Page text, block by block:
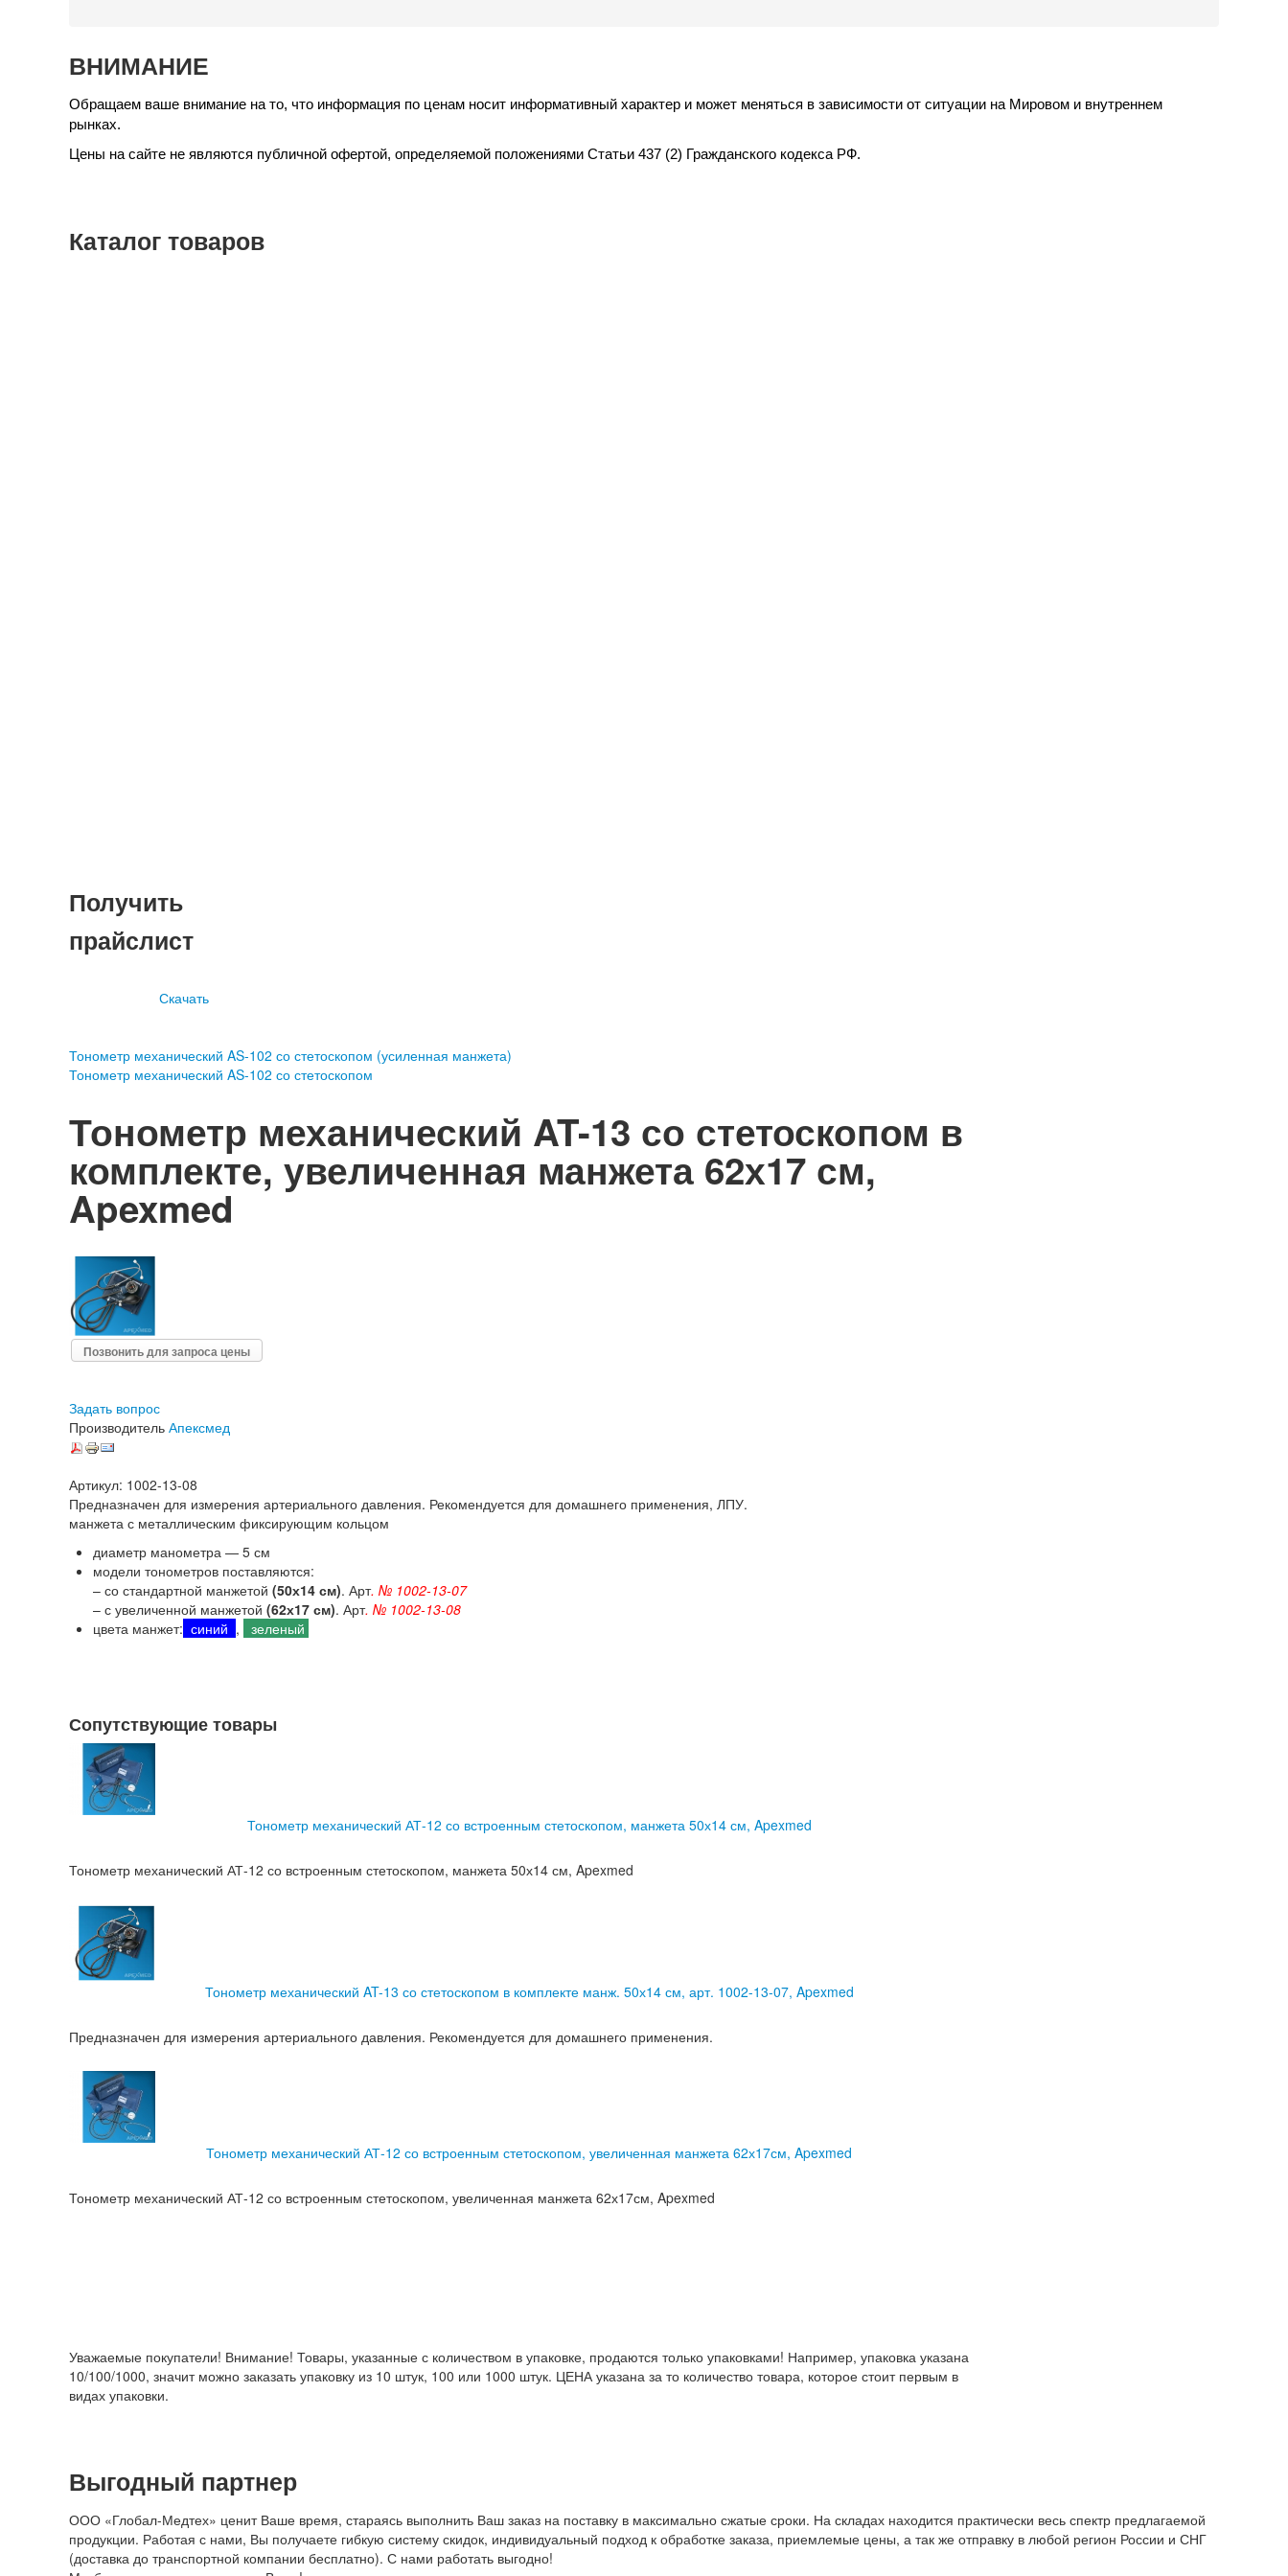
ВНИМАНИЕ
Обращаем ваше внимание на то, что информация по ценам носит информативный характер и может меняться в зависимости от ситуации на Мировом и внутреннем
рынках.
Цены на сайте не являются публичной офертой, определяемой положениями Статьи 437 (2) Гражданского кодекса РФ.
Каталогтоваров
Получить
прайслист
Скачать
Тонометр механический AS-102 со стетоскопом (усиленная манжета)
Тонометр механический AS-102 со стетоскопом
Тонометр механический AT-13 со стетоскопом в
комплекте, увеличенная манжета 62х17 см,
Apexmed
Позвонить для запроса цены
Задать вопрос
Производитель Апексмед
Артикул: 1002-13-08
Предназначен для измерения артериального давления. Рекомендуется для домашнего применения, ЛПУ.
манжета с металлическим фиксирующим кольцом
диаметр манометра — 5 см
модели тонометров поставляются:
– со стандартной манжетой (50х14 см). Арт. № 1002-13-07
– с увеличенной манжетой (62х17 см). Арт. № 1002-13-08
цвета манжет: синий , зеленый
Сопутствующие товары
Тонометр механический АТ-12 со встроенным стетоскопом, манжета 50х14 см, Apexmed
Тонометр механический АТ-12 со встроенным стетоскопом, манжета 50х14 см, Apexmed
Тонометр механический AT-13 со стетоскопом в комплекте манж. 50х14 см, арт. 1002-13-07, Apexmed
Предназначен для измерения артериального давления. Рекомендуется для домашнего применения.
Тонометр механический АТ-12 со встроенным стетоскопом, увеличенная манжета 62х17см, Apexmed
Тонометр механический АТ-12 со встроенным стетоскопом, увеличенная манжета 62х17см, Apexmed
Уважаемые покупатели! Внимание! Товары, указанные с количеством в упаковке, продаются только упаковками! Например, упаковка указана
10/100/1000, значит можно заказать упаковку из 10 штук, 100 или 1000 штук. ЦЕНА указана за то количество товара, которое стоит первым в
видах упаковки.
Выгодный партнер
ООО «Глобал-Медтех» ценит Ваше время, стараясь выполнить Ваш заказ на поставку в максимально сжатые сроки. На складах находится практически весь спектр предлагаемой
продукции. Работая с нами, Вы получаете гибкую систему скидок, индивидуальный подход к обработке заказа, приемлемые цены, а так же отправку в любой регион России и СНГ
(доставка до транспортной компании бесплатно). С нами работать выгодно!